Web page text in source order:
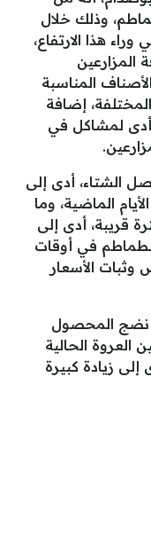
وذلك خلال
هذا الارتفاع،
المزارعين
المناسبة
إضافة
أدى لمشاكل في
الشتاء، أدى إلى
الماضية، وما
قريبة، أدى إلى
في أوقات
وثبات الأسعار
نضج المحصول
العروة الحالية
إلى زيادة كبيرة